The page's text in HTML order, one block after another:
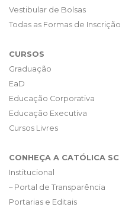
Vestibular de Bolsas
Todas as Formas de Inscrição
CURSOS
Graduação
EaD
Educação Corporativa
Educação Executiva
Cursos Livres
CONHEÇA A CATÓLICA SC
Institucional
– Portal de Transparência
Portarias e Editais